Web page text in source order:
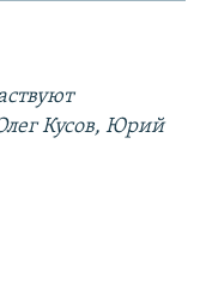
Кусов, Юрий